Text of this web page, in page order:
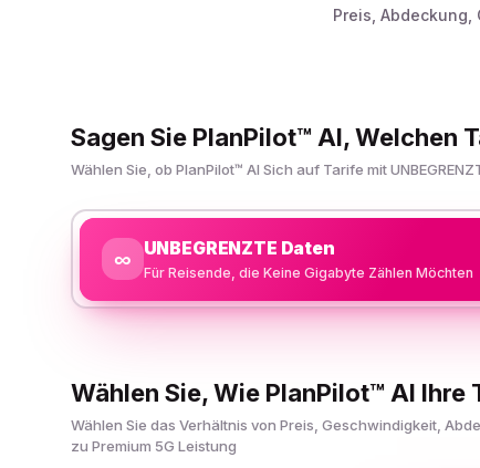
Preis,
Sagen Sie PlanPilot™ AI, Welchen
Wählen Sie, ob PlanPilot™ AI Sich auf Tarife mit
∞ UNBEGRENZTE Daten
Für Reisende, die Keine Gigabyte Zählen Möchten
Wählen Sie, Wie PlanPilot™ AI
Wählen Sie das Verhältnis von Preis, Geschwindigkeit,
zu Premium 5G Leistung